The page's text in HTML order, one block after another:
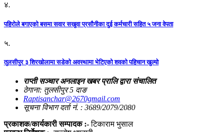
४.
पहिराेले बगाएकाे बसमा सवार सखुवा प्रसाैनीका दुई कर्मचारी सहित ५ जना वेपता
५.
तुलसीपुर ३ शिरखोलामा सडेको अवस्थामा भेटिएको शवको पहिचान खुल्यो
राप्ती सञ्चार अनलाइन खबर प्रालि द्वारा संचालित
ठेगाना: तुलसीपुर 5 दाङ
Raptisanchar@2670gmail.com
सूचना विभाग दर्ता नं. : 3689/2079/2080
प्रकाशक/कार्यकारी सम्पादक :-टिकाराम भुसाल